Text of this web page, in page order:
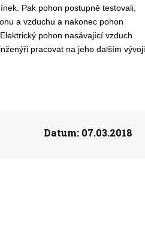
Pak pohon postupně testovali,
a vzduchu a nakonec pohon
pohon nasávající vzduch
pracovat na jeho dalším vývoji
Datum:07.03.2018